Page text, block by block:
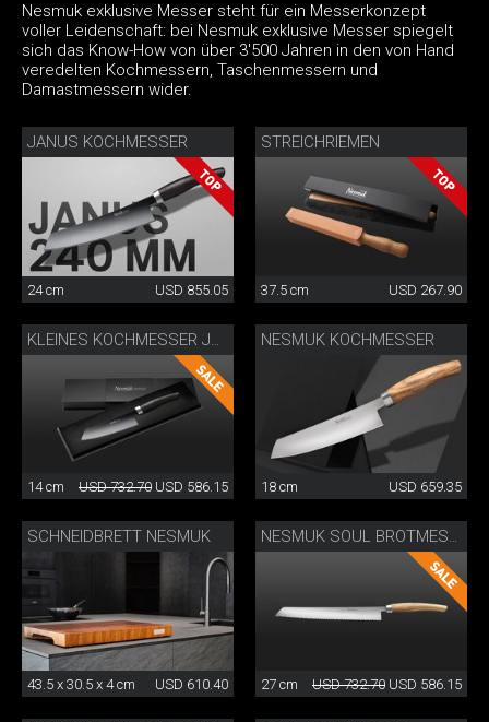
Nesmuk exklusive Messer steht für ein Messerkonzept
voller Leidenschaft: bei Nesmuk exklusive Messer spiegelt
sich das Know-How von über 3'500 Jahren in den von Hand
veredelten Kochmessern, Taschenmessern und
Damastmessern wider.
JANUS KOCHMESSER
24 cm USD 855.05
STREICHRIEMEN
37.5 cm USD 267.90
14 cm USD 732.70 USD 586.15
NESMUK KOCHMESSER
18 cm USD 659.35
SCHNEIDBRETT NESMUK
43.5 x 30.5 x 4 cm USD 610.40
NESMUK SOUL BROTMESSER
27 cm USD 732.70 USD 586.15